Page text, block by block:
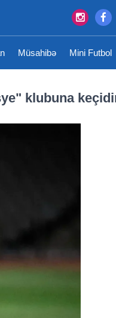
Müsahibə Mini Futbol
klubuna